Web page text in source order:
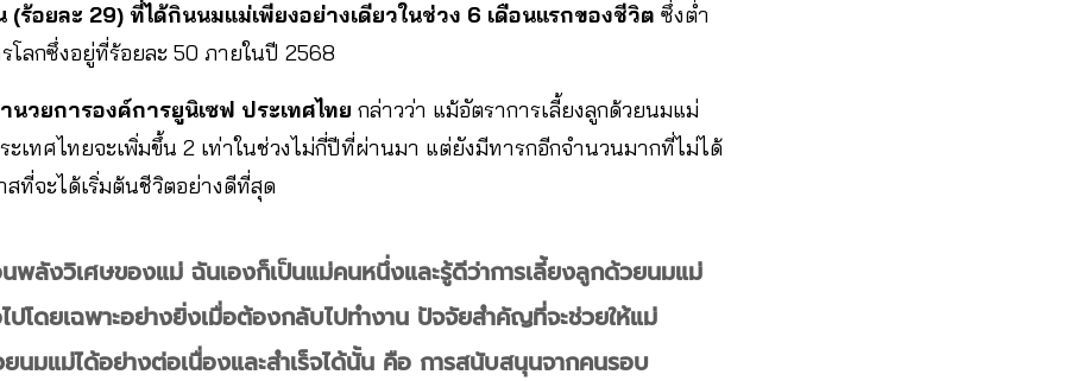
(ร้อยละ 29) ที่ได้กินนมแม่เพียงอย่างเดียวในช่วง 6 เดือนแรกของชีวิต ซึ่งต่ำ
โลกซึ่งอยู่ที่ร้อยละ 50 ภายในปี 2568
วยการองค์การยูนิเซฟ ประเทศไทย กล่าวว่า แม้อัตราการเลี้ยงลูกด้วยนมแม่
ะเทศไทยจะเพิ่มขึ้น 2 เท่าในช่วงไม่กี่ปีที่ผ่านมา แต่ยังมีทารกอีกจำนวนมากที่ไม่ได้
ที่จะได้เริ่มต้นชีวิตอย่างดีที่สุด
พลังวิเศษของแม่ ฉันเองก็เป็นแม่คนหนึ่งและรู้ดีว่าการเลี้ยงลูกด้วยนมแม่
ไปโดยเฉพาะอย่างยิ่งเมื่อต้องกลับไปทำงาน ปัจจัยสำคัญที่จะช่วยให้แม่
นมแม่ได้อย่างต่อเนื่องและสำเร็จได้นั้น คือ การสนับสนุนจากคนรอบ